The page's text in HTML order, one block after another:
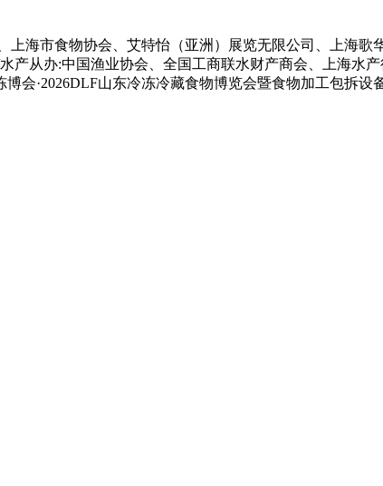
市食物协会、艾特怡（亚洲）展览无限公司、上海歌
产从办:中国渔业协会、全国工商联水财产商会、上海水
会·2026DLF山东冷冻冷藏食物博览会暨食物加工包拆